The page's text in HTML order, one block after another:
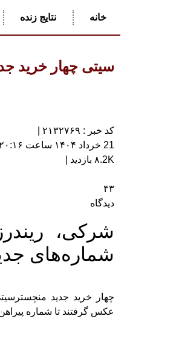
خانه نتایج زنده
سیتی چهار خرید
کد خبر : ۲۱۳۲۷۶۹ |
21 خرداد ۱۴۰۴ ساعت ۲۰:۱۶ |
۸.2K بازدید |
۴۳
دیدگاه
شرکی،
شماره‌های
چهار خرید جدید
عکس گرفتند تا شماره‌